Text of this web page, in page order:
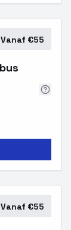
Vanaf €55
Vanaf €55